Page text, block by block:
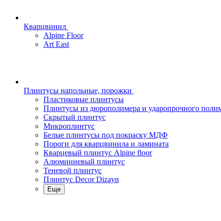
Кварцвинил
Alpine Floor
Art East
Плинтусы напольные, порожки
Пластиковые плинтусы
Плинтусы из дюрополимера и ударопрочного
Скрытый плинтус
Микроплинтус
Белые плинтусы под покраску МДФ
Пороги для кварцвинила и ламината
Кварцевый плинтус Alpine floor
Алюминиевый плинтус
Теневой плинтус
Плинтус Decor Dizayn
Еще